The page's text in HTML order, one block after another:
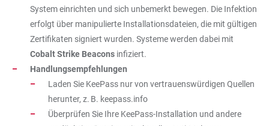
System einrichten und sich unbemerkt bewegen. Die Infektion
erfolgt über manipulierte Installationsdateien, die mit gültigen
Zertifikaten signiert wurden. Systeme werden dabei mit
Cobalt Strike Beacons infiziert.
Handlungsempfehlungen
Laden Sie KeePass nur von vertrauenswürdigen Quellen
herunter, z. B. keepass.info
Überprüfen Sie Ihre KeePass-Installation und andere